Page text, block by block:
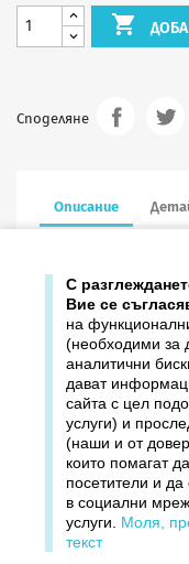

Споделяне
Описание
Продукти
Издателство ДОМИНО
Вашият профил
С
Вие се
на
(необходими за
аналитични
дават
сайта с цел
услуги) и
(наши и от
които помагат
посетители и да
в социални
услуги.
Моля,
текст